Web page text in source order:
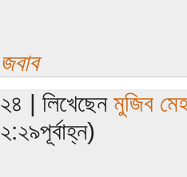
জবাব
২৪ | লিখেছেন মুজিব
২:২৯পূর্বাহ্ন)